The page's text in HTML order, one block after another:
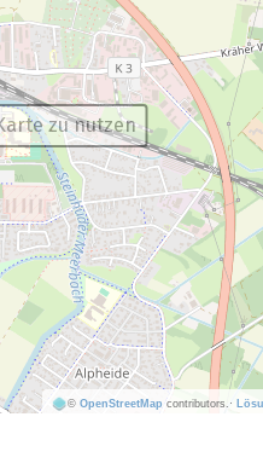
© OpenStreetMap contributors. ·